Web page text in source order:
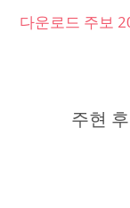
다운로드 주보
주현